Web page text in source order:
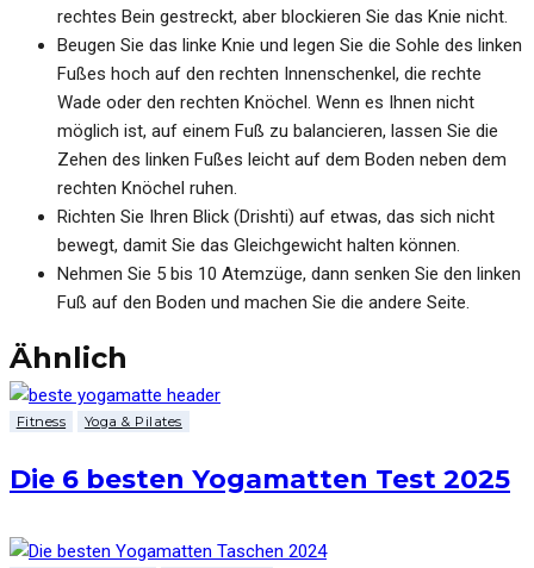
rechtes Bein gestreckt, aber blockieren Sie das Knie nicht.
Beugen Sie das linke Knie und legen Sie die Sohle des linken
Fußes hoch auf den rechten Innenschenkel, die rechte
Wade oder den rechten Knöchel. Wenn es Ihnen nicht
möglich ist, auf einem Fuß zu balancieren, lassen Sie die
Zehen des linken Fußes leicht auf dem Boden neben dem
rechten Knöchel ruhen.
Richten Sie Ihren Blick (Drishti) auf etwas, das sich nicht
bewegt, damit Sie das Gleichgewicht halten können.
Nehmen Sie 5 bis 10 Atemzüge, dann senken Sie den linken
Fuß auf den Boden und machen Sie die andere Seite.
Ähnlich
Fitness Yoga & Pilates
Die 6 besten Yogamatten Test 2025